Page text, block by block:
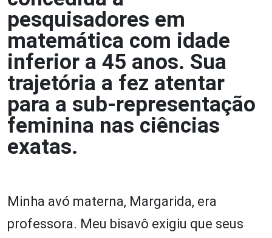
pesquisadores em
matemática com idade
inferior a 45 anos. Sua
trajetória a fez atentar
para a sub-representação
feminina nas ciências
exatas.
Minha avó materna, Margarida, era
professora. Meu bisavô exigiu que seus